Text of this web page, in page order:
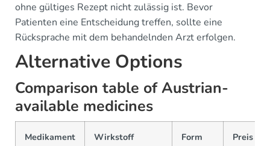
ohne gültiges Rezept nicht zulässig ist. Bevor
Patienten eine Entscheidung treffen, sollte eine
Rücksprache mit dem behandelnden Arzt erfolgen.
Alternative Options
Comparison table of Austrian-
available medicines
Medikament Wirkstoff Form Preis